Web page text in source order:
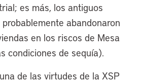
es más, los antiguos
abandonaron
en los riscos de Mesa
condiciones de sequía).
de las virtudes de la XSP